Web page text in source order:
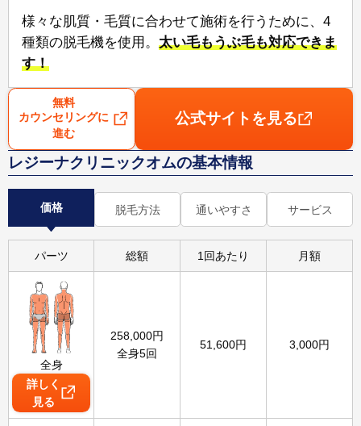
様々な肌質・毛質に合わせて施術を行うために、⁠4
種類の脱毛機⁠を使用。 太い毛もうぶ毛も対応できま
す！
無料
カウンセリングに
進む
公式サイトを見る
レジーナクリニックオムの基本情報
価格 脱毛方法 通いやすさ サービス
パーツ 総額 1回あたり 月額
全身
詳しく
見る
258,000円
全身5回
51,600円 3,000円